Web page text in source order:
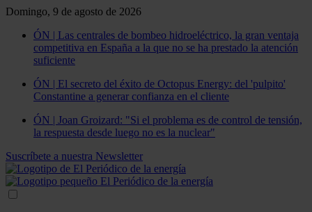
Domingo, 9 de agosto de 2026
ÓN | Las centrales de bombeo hidroeléctrico, la gran ventaja
competitiva en España a la que no se ha prestado la atención
suficiente
ÓN | El secreto del éxito de Octopus Energy: del 'pulpito'
Constantine a generar confianza en el cliente
ÓN | Joan Groizard: "Si el problema es de control de tensión,
la respuesta desde luego no es la nuclear"
Suscríbete a nuestra Newsletter